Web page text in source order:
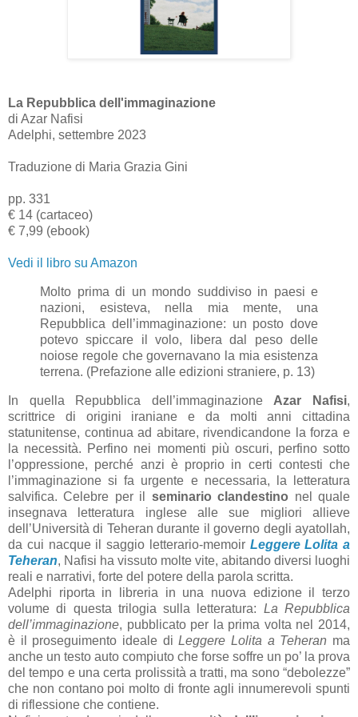
La Repubblica dell'immaginazione
di Azar Nafisi
Adelphi, settembre 2023
Traduzione di Maria Grazia Gini
pp. 331
€ 14 (cartaceo)
€ 7,99 (ebook)
Vedi il libro su Amazon
Molto prima di un mondo suddiviso in paesi e
nazioni, esisteva, nella mia mente, una
Repubblica dell’immaginazione: un posto dove
potevo spiccare il volo, libera dal peso delle
noiose regole che governavano la mia esistenza
terrena. (Prefazione alle edizioni straniere, p. 13)
In quella Repubblica dell’immaginazione Azar Nafisi,
scrittrice di origini iraniane e da molti anni cittadina
statunitense, continua ad abitare, rivendicandone la forza e
la necessità. Perfino nei momenti più oscuri, perfino sotto
l’oppressione, perché anzi è proprio in certi contesti che
l’immaginazione si fa urgente e necessaria, la letteratura
salvifica. Celebre per il seminario clandestino nel quale
insegnava letteratura inglese alle sue migliori allieve
dell’Università di Teheran durante il governo degli ayatollah,
da cui nacque il saggio letterario-memoir Leggere Lolita a
Teheran, Nafisi ha vissuto molte vite, abitando diversi luoghi
reali e narrativi, forte del potere della parola scritta.
Adelphi riporta in libreria in una nuova edizione il terzo
volume di questa trilogia sulla letteratura: La Repubblica
dell’immaginazione, pubblicato per la prima volta nel 2014,
è il proseguimento ideale diLeggere Lolita a Teheran ma
anche un testo auto compiuto che forse soffre un po’ la prova
del tempo e una certa prolissità a tratti, ma sono “debolezze”
che non contano poi molto di fronte agli innumerevoli spunti
di riflessione che contiene.